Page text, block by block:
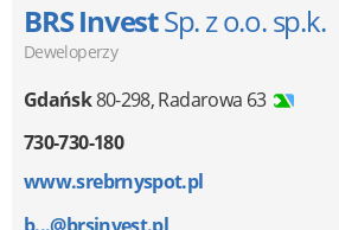
BRS InvestSp. z o.o. sp.k.
Deweloperzy
Gdańsk80-298,Radarowa 63
730-730-180
www.srebrnyspot.pl